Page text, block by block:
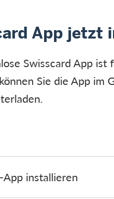
App jetzt
Swisscard App
Sie die App im
App installieren